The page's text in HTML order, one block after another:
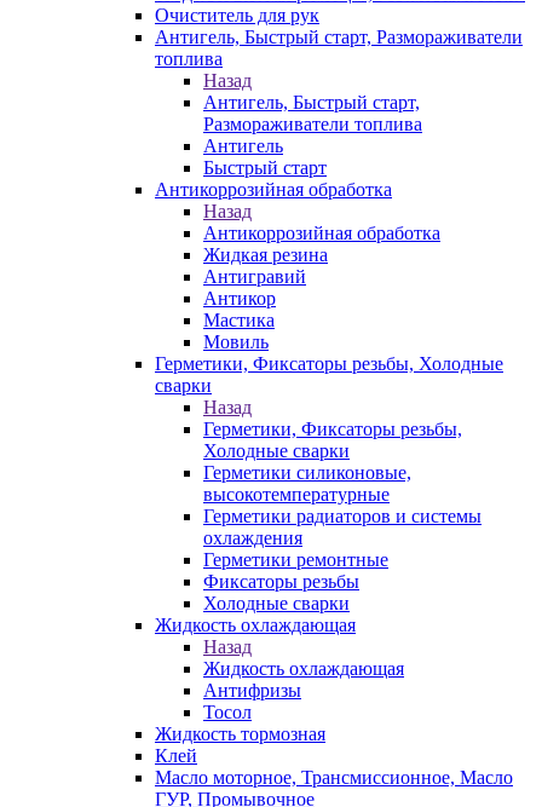
Очиститель для рук
Антигель, Быстрый старт, Размораживатели
топлива
Назад
Антигель, Быстрый старт,
Размораживатели топлива
Антигель
Быстрый старт
Антикоррозийная обработка
Назад
Антикоррозийная обработка
Жидкая резина
Антигравий
Антикор
Мастика
Мовиль
Герметики, Фиксаторы резьбы, Холодные
сварки
Назад
Герметики, Фиксаторы резьбы,
Холодные сварки
Герметики силиконовые,
высокотемпературные
Герметики радиаторов и системы
охлаждения
Герметики ремонтные
Фиксаторы резьбы
Холодные сварки
Жидкость охлаждающая
Назад
Жидкость охлаждающая
Антифризы
Тосол
Жидкость тормозная
Клей
Масло моторное, Трансмиссионное, Масло
ГУР, Промывочное